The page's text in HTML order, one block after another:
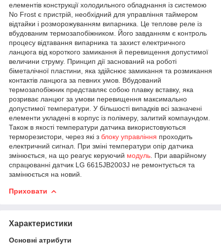
елементів конструкції холодильного обладнання із системою
No Frost є пристрій, необхідний для управління таймером
відтайки і розморожуванням випарника. Це теплове реле із
вбудованим термозапобіжником. Його завданням є контроль
процесу відтавання випарника та захист електричного
ланцюга від короткого замикання й перевищення допустимої
величини струму. Принцип дії заснований на роботі
біметалічної пластини, яка здійснює замикання та розмикання
контактів ланцюга за певних умов. Вбудований
термозапобіжник представляє собою плавку вставку, яка
розриває ланцюг за умови перевищення максимально
допустимої температури. У більшості випадків всі зазначені
елементи укладені в корпус із полімеру, залитий компаундом.
Також в якості температури датчика використовуються
терморезистори, через які з блоку управління проходить
електричний сигнал. При зміні температури опір датчика
змінюється, на що реагує керуючий модуль . При аварійному
спрацюванні датчик LG 6615JB2003J не ремонтується та
замінюється на новий.
Приховати
Характеристики
Основні атрибути